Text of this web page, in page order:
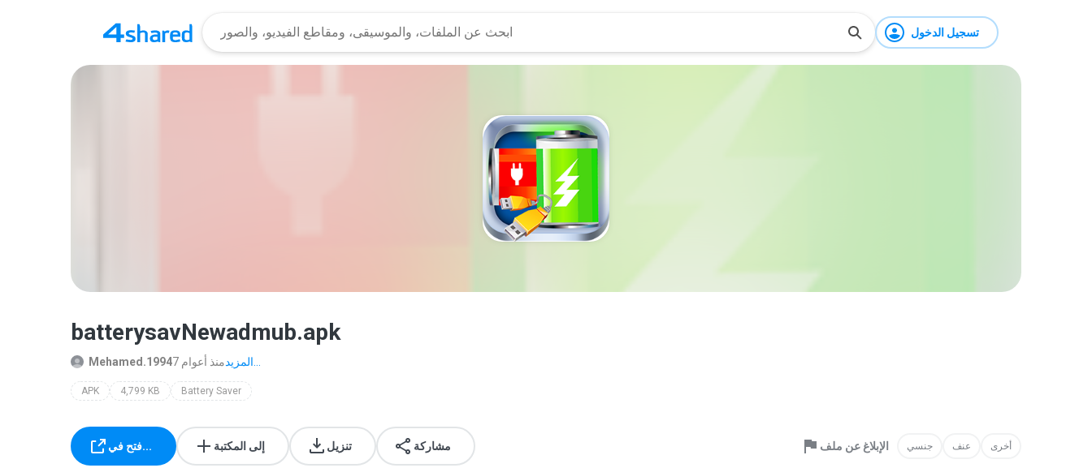
تسجيل الدخول
batterysavNewadmub.apk
Mehamed.1994 7 منذ أعوام
APK 4,799 KB Battery Saver
فتح في... إلى المكتبة تنزيل مشاركة الإبلاغ عن ملف جنسي عنف أخرى